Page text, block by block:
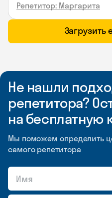
Репетитор: Маргарита
Загрузить
Не нашли
репетитора?
на бесплатную
Мы поможем определить
самого репетитора